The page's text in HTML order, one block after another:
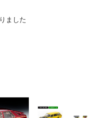
ました